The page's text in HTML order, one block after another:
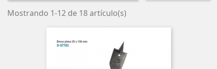
Mostrando 1-12 de 18 artículo(s)